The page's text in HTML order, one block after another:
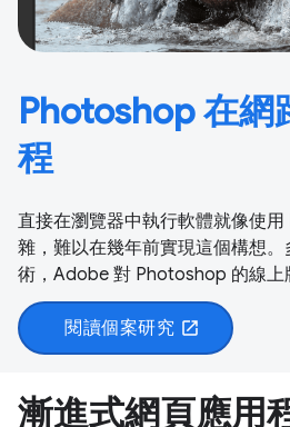
Photoshop 在網
程
直接在瀏覽器中執行軟體就像使
雜，難以在幾年前實現這個構想
術，Adobe 對 Photoshop 的線上
閱讀個案研究 open_in_new
漸進式網頁應用